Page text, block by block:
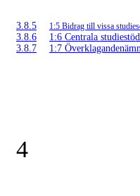
3.8.5 1:5 Bidrag till vissa
3.8.6
1:6 Centrala
3.8.7
1:7
4